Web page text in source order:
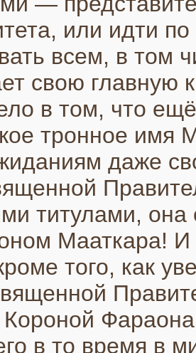
или идти
всем, в
свою главную
в том, что
тронное
даже
титулами, она
Мааткара!
того, как
в то время в